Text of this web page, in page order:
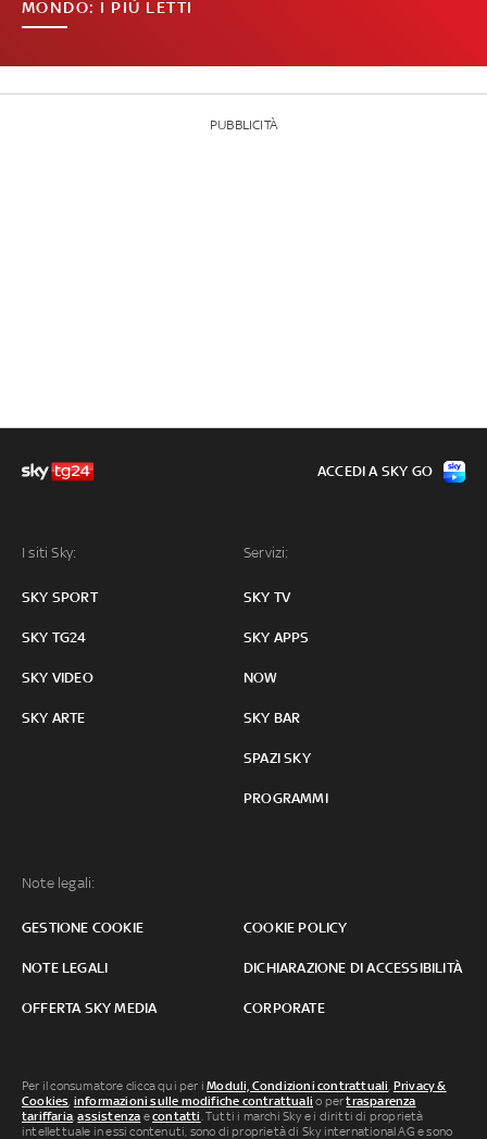
MONDO: I PIÙ LETTI
PUBBLICITÀ
I siti Sky:
SKY SPORT
SKY TG24
SKY VIDEO
SKY ARTE
Servizi:
SKY TV
SKY APPS
NOW
SKY BAR
SPAZI SKY
PROGRAMMI
Note legali:
GESTIONE COOKIE COOKIE POLICY
NOTE LEGALI DICHIARAZIONE DI ACCESSIBILITÀ
OFFERTA SKY MEDIA CORPORATE
ACCEDI A SKY GO
Per il consumatore clicca qui per iModuli, Condizioni contrattuali, Privacy &
Cookies, informazioni sulle modifiche contrattuali o pertrasparenza
tariffaria,assistenza econtatti. Tutti i marchi Sky e i diritti di proprietà
intellettuale in essi contenuti, sono di proprietà di Sky international AG e sono